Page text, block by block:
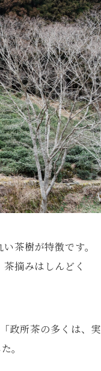
茶樹が特徴です。
摘みはしんどく
政所茶の多くは、実
。